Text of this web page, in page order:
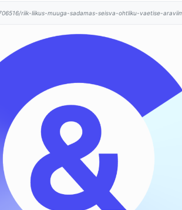
riik-liikus-muuga-sadamas-seisva-ohtliku-vaetise-